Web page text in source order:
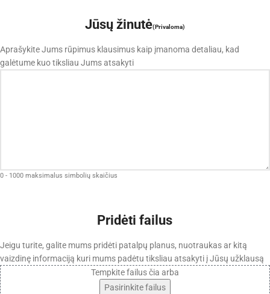
Jūsų žinutė(Privaloma)
Aprašykite Jums rūpimus klausimus kaip įmanoma detaliau, kad
galėtume kuo tiksliau Jums atsakyti
0 - 1000 maksimalus simbolių skaičius
Pridėti failus
Jeigu turite, galite mums pridėti patalpų planus, nuotraukas ar kitą
vaizdinę informaciją kuri mums padėtu tiksliau atsakyti į Jūsų užklausą
Tempkite failus čia arba
Pasirinkite failus